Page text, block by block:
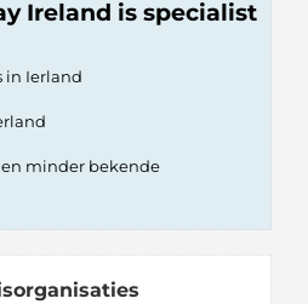
Ireland is specialist
in Ierland
minder bekende